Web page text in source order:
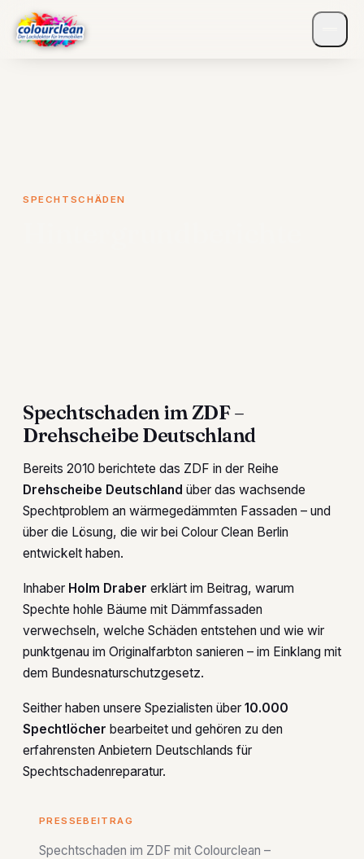
SPECHTSCHÄDEN
Spechtschaden im ZDF –
Drehscheibe Deutschland
Bereits 2010 berichtete das ZDF in der Reihe
Drehscheibe Deutschland über das wachsende
Spechtproblem an wärmegedämmten Fassaden – und
über die Lösung, die wir bei Colour Clean Berlin
entwickelt haben.
Inhaber Holm Draber erklärt im Beitrag, warum
Spechte hohle Bäume mit Dämmfassaden
verwechseln, welche Schäden entstehen und wie wir
punktgenau im Originalfarbton sanieren – im Einklang mit
dem Bundesnaturschutzgesetz.
Seither haben unsere Spezialisten über 10.000
Spechtlöcher bearbeitet und gehören zu den
erfahrensten Anbietern Deutschlands für
Spechtschadenreparatur.
PRESSEBEITRAG
Spechtschaden im ZDF mit Colourclean –